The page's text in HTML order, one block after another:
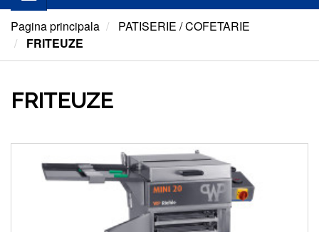
Pagina principala
PATISERIE / COFETARIE
FRITEUZE
FRITEUZE